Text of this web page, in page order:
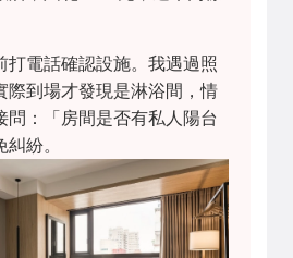
打電話確認設施。我遇過照
際到場才發現是淋浴間，情
問：「房間是否有私人陽台
紛。